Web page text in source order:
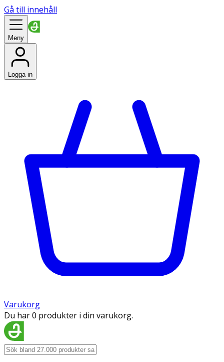
Gå till innehåll
Meny
Logga in
Varukorg
Du har 0 produkter i din varukorg.